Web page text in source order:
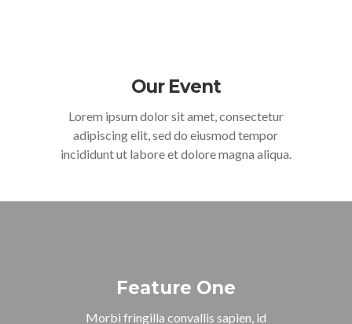
Our Event
Lorem ipsum dolor sit amet, consectetur
adipiscing elit, sed do eiusmod tempor
incididunt ut labore et dolore magna aliqua.
Feature One
Morbi fringilla convallis sapien, id